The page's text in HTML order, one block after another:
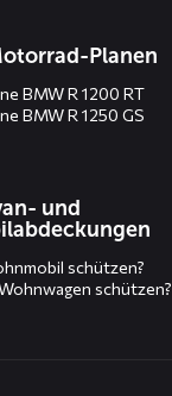
Planen
BMW R 1200 RT
BMW R 1250 GS
und
schützen?
schützen?